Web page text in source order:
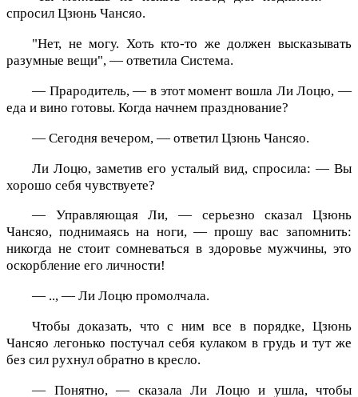
спросил Цзюнь Чансяо.
"Нет, не могу. Хоть кто-то же должен высказывать
разумные вещи", — ответила Система.
— Прародитель, — в этот момент вошла Ли Лоцю, —
еда и вино готовы. Когда начнем празднование?
— Сегодня вечером, — ответил Цзюнь Чансяо.
Ли Лоцю, заметив его усталый вид, спросила: — Вы
хорошо себя чувствуете?
— Управляющая Ли, — серьезно сказал Цзюнь
Чансяо, поднимаясь на ноги, — прошу вас запомнить:
никогда не стоит сомневаться в здоровье мужчины, это
оскорбление его личности!
— .., — Ли Лоцю промолчала.
Чтобы доказать, что с ним все в порядке, Цзюнь
Чансяо легонько постучал себя кулаком в грудь и тут же
без сил рухнул обратно в кресло.
— Понятно, — сказала Ли Лоцю и ушла, чтобы